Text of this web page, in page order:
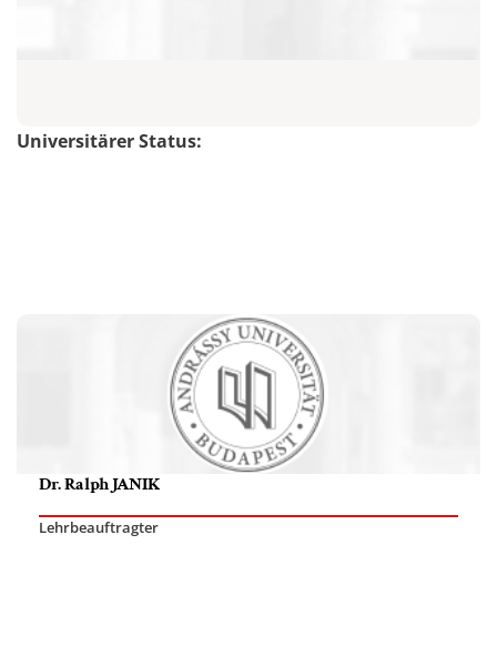
Universitärer Status:
Dr. Ralph JANIK
Lehrbeauftragter